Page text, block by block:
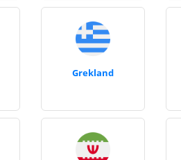
Grekland